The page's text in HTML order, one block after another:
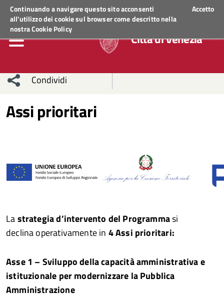
Continuando a navigare questo sito acconsenti
all'utilizzo dei cookie sul browser come descritto nella
nostraCookie Policy
Accetto
Regione Veneto ACCEDI AI SERVIZI
Città di Venezia
Condividi
Condividi
Condividi
Facebook
Twitter
su
Condividi
Whatsapp
Assi prioritari
Lastrategia d’intervento del Programmasi
declina operativamente in 4 Assi prioritari:
Asse 1 – Sviluppo della capacità amministrativa e
istituzionale per modernizzare la Pubblica
Amministrazione